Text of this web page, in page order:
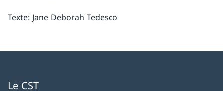
Texte: Jane Deborah Tedesco
Le CST